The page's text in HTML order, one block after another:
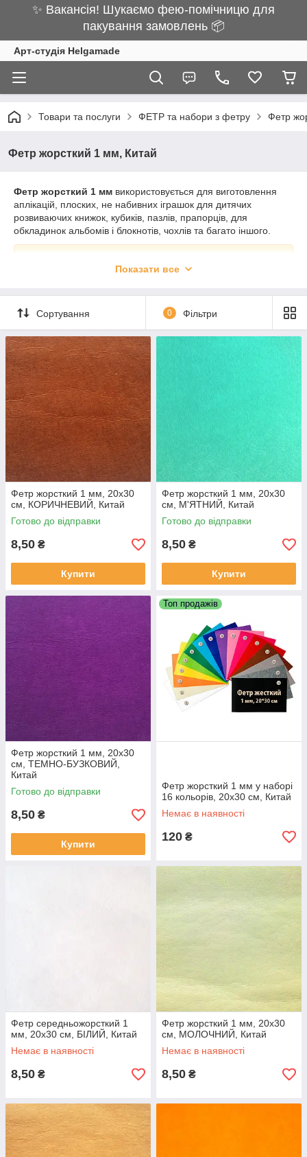
✨ Вакансія! Шукаємо фею-помічницю для
пакування замовлень 📦
Арт-студія Helgamade
Товари та послуги ФЕТР та набори з фетру Фетр
Фетр жорсткий 1 мм, Китай
Фетр жорсткий 1 мм використовується для виготовлення
аплікацій, плоских, не набивних іграшок для дитячих
розвиваючих книжок, кубиків, пазлів, прапорців, для
обкладинок альбомів і блокнотів, чохлів та багато іншого.
фетр ЕКОНОМ класу
та пом'ятості
можлива неоднорідна текстура/товщина в межах
одного аркуша
листи різного кольору можуть мати різну щільність
Також на метраж —
Фетр жорсткий 1 мм на метраж, Китай
Читати про це фетре —
Детальніше
Показати все
Сортування 0 Фільтри
Фетр жорсткий 1 мм, 20x30
см, КОРИЧНЕВИЙ, Китай
Готово до відправки
8,50 ₴
Купити
Фетр жорсткий 1 мм, 20x30
см, М'ЯТНИЙ, Китай
Готово до відправки
8,50 ₴
Купити
Фетр жорсткий 1 мм, 20x30
см, ТЕМНО-БУЗКОВИЙ,
Китай
Готово до відправки
8,50 ₴
Купити
Топ продажів
Фетр жорсткий 1 мм у наборі
16 кольорів, 20x30 см, Китай
Немає в наявності
120 ₴
Фетр середньожорсткий 1
мм, 20x30 см, БІЛИЙ, Китай
Немає в наявності
8,50 ₴
Фетр жорсткий 1 мм, 20x30
см, МОЛОЧНИЙ, Китай
Немає в наявності
8,50 ₴